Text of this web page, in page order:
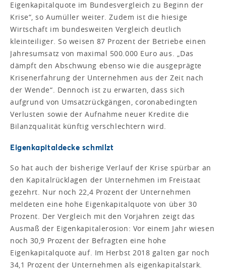
Eigenkapitalquote im Bundesvergleich zu Beginn der
Krise“, so Aumüller weiter. Zudem ist die hiesige
Wirtschaft im bundesweiten Vergleich deutlich
kleinteiliger. So weisen 87 Prozent der Betriebe einen
Jahresumsatz von maximal 500.000 Euro aus. „Das
dämpft den Abschwung ebenso wie die ausgeprägte
Krisenerfahrung der Unternehmen aus der Zeit nach
der Wende“. Dennoch ist zu erwarten, dass sich
aufgrund von Umsatzrückgängen, coronabedingten
Verlusten sowie der Aufnahme neuer Kredite die
Bilanzqualität künftig verschlechtern wird.
Eigenkapitaldecke schmilzt
So hat auch der bisherige Verlauf der Krise spürbar an
den Kapitalrücklagen der Unternehmen im Freistaat
gezehrt. Nur noch 22,4 Prozent der Unternehmen
meldeten eine hohe Eigenkapitalquote von über 30
Prozent. Der Vergleich mit den Vorjahren zeigt das
Ausmaß der Eigenkapitalerosion: Vor einem Jahr wiesen
noch 30,9 Prozent der Befragten eine hohe
Eigenkapitalquote auf. Im Herbst 2018 galten gar noch
34,1 Prozent der Unternehmen als eigenkapitalstark.